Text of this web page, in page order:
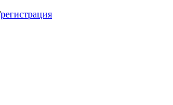
регистрация